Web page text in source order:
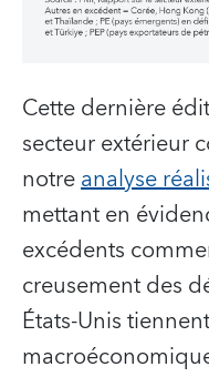
Cette dernière
secteur extérieur
notreanalyse
mettant en
excédents
creusement des
États-Unis